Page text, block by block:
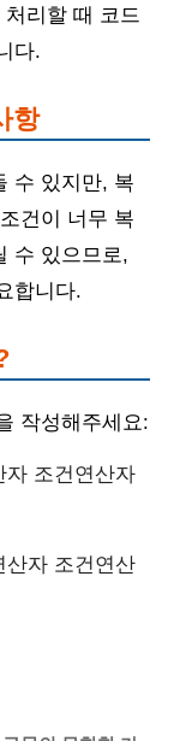
리할 때 코드
다.
항
수 있지만, 복
건이 너무 복
수 있으므로,
합니다.
작성해주세요:
조건연산자
자 조건연산